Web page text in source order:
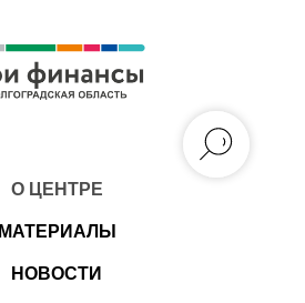
О ЦЕНТРЕ
МАТЕРИАЛЫ
НОВОСТИ